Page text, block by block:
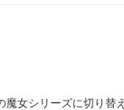
女シリーズに切り